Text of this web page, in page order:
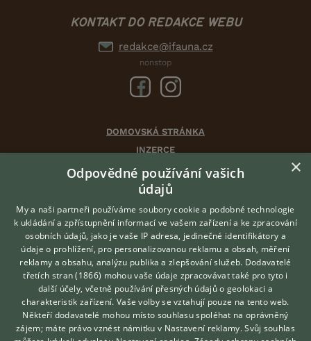
KONTAKT DO REDAKCE WEBU
redakce@ifauna.cz
nonstop
DOMOVSKÁ STRÁNKA
INZERCE
DISKUSE
ČLÁNKY
ATLAS
O nás
Kontakt
Možnosti zvýraznění inzerátů
Podmínky užití
Zpracování osobních údajů
Hledáte zvířecího kamaráda?
Zdarma vám poradí
VETERINÁŘ ONLINE
KONZULTOVAT S
VETERINÁŘEM
×
Odpovědné používání vašich
údajů
My a naši partneři používáme soubory cookie a podobné technologie
k ukládání a zpřístupnění informací ve vašem zařízení a ke zpracování
osobních údajů, jako je vaše IP adresa, jedinečné identifikátory a
údaje o prohlížení, pro personalizovanou reklamu a obsah, měření
reklamy a obsahu, analýzu publika a zlepšování služeb. Dodavatelé
třetích stran (1866) mohou vaše údaje zpracovávat také pro tyto i
další účely, včetně používání přesných údajů o geolokaci a
charakteristik zařízení. Vaše volby se vztahují pouze na tento web.
Někteří dodavatelé mohou místo souhlasu spoléhat na oprávněný
zájem; máte právo vznést námitku v Nastavení reklamy. Svůj souhlas